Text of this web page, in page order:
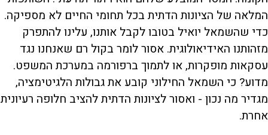
המלאה של הציונות הדתית בכל תחומי החיים לא מספיקה.
כדי שהשמאל יואיל בטובו לקבל אותנו, עלינו להתפרק
מזהותנו האידיאולוגית. אסור לומר בקול רם שאנחנו נגד
עסקאות מופקרות, או לתמוך ברפורמה במערכת המשפט.
מדוע? כי השמאל החילוני קובע את גבולות הלגיטימציה,
מגדיר מה נכון - ואסור לציונות הדתית להציב חלופה רעיונית
אחרת.